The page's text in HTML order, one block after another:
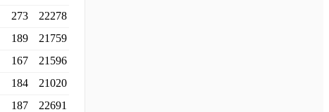
273
22278
189
21759
167
21596
184
21020
187
22691